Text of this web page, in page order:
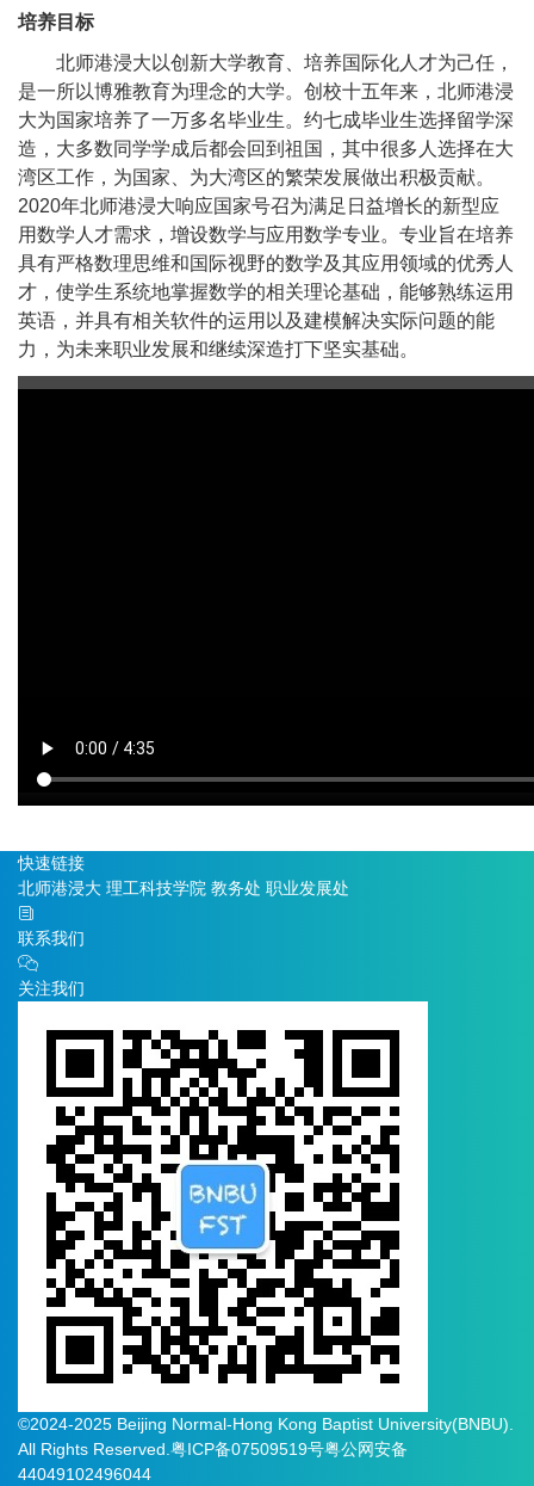
培养目标
北师港浸大以创新大学教育、培养国际化人才为己任，
是一所以博雅教育为理念的大学。创校十五年来，北师港浸
大为国家培养了一万多名毕业生。约七成毕业生选择留学深
造，大多数同学学成后都会回到祖国，其中很多人选择在大
湾区工作，为国家、为大湾区的繁荣发展做出积极贡献。
2020年北师港浸大响应国家号召为满足日益增长的新型应
用数学人才需求，增设数学与应用数学专业。专业旨在培养
具有严格数理思维和国际视野的数学及其应用领域的优秀人
才，使学生系统地掌握数学的相关理论基础，能够熟练运用
英语，并具有相关软件的运用以及建模解决实际问题的能
力，为未来职业发展和继续深造打下坚实基础。
快速链接
北师港浸大 理工科技学院 教务处 职业发展处
联系我们
关注我们
©2024-2025 Beijing Normal-Hong Kong Baptist University(BNBU).
All Rights Reserved. 粤ICP备07509519号粤公网安备
44049102496044